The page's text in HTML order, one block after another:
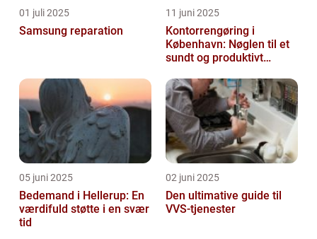
01 juli 2025
Samsung reparation
11 juni 2025
Kontorrengøring i
København: Nøglen til et
sundt og produktivt
05 juni 2025
Bedemand i Hellerup: En
værdifuld støtte i en svær
tid
02 juni 2025
Den ultimative guide til
VVS-tjenester